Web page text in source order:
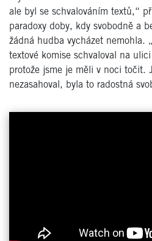
ale byl se schvalováním textů,“
paradoxy doby, kdy svobodně a
žádná hudba vycházet nemohla.
textové komise schvaloval na
protože jsme je měli v noci točit.
nezasahoval, byla to radostná